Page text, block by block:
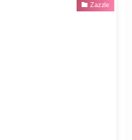
Zazzle